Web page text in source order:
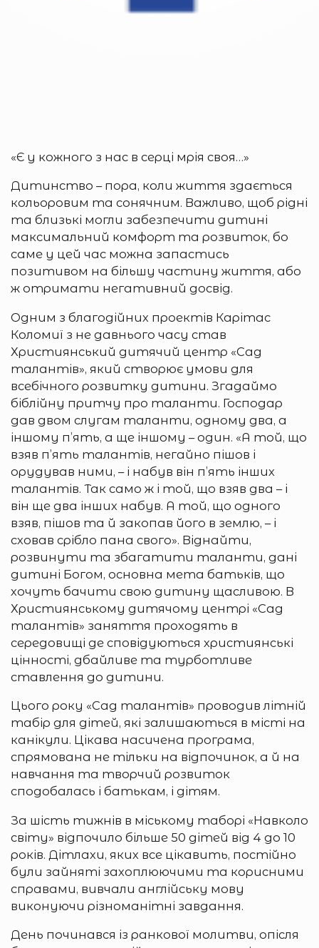
«Є у кожного з нас в серці мрія своя…»
Дитинство – пора, коли життя здається
кольоровим та сонячним. Важливо, щоб рідні
та близькі могли забезпечити дитині
максимальний комфорт та розвиток, бо
саме у цей час можна запастись
позитивом на більшу частину життя, або
ж отримати негативний досвід.
Одним з благодійних проектів Карітас
Коломиї з не давнього часу став
Християнський дитячий центр «Сад
талантів», який створює умови для
всебічного розвитку дитини. Згадаймо
біблійну притчу про таланти. Господар
дав двом слугам таланти, одному два, а
іншому п’ять, а ще іншому – один. «А той, що
взяв п’ять талантів, негайно пішов і
орудував ними, – і набув він п’ять інших
талантів. Так само ж і той, що взяв два – і
він ще два інших набув. А той, що одного
взяв, пішов та й закопав його в землю, – і
сховав срібло пана свого». Віднайти,
розвинути та збагатити таланти, дані
дитині Богом, основна мета батьків, що
хочуть бачити свою дитину щасливою. В
Християнському дитячому центрі «Сад
талантів» заняття проходять в
середовищі де сповідуються християнські
цінності, дбайливе та турботливе
ставлення до дитини.
Цього року «Сад талантів» проводив літній
табір для дітей, які залишаються в місті на
канікули. Цікава насичена програма,
спрямована не тільки на відпочинок, а й на
навчання та творчий розвиток
сподобалась і батькам, і дітям.
За шість тижнів в міському таборі «Навколо
світу» відпочило більше 50 дітей від 4 до 10
років. Дітлахи, яких все цікавить, постійно
були зайняті захоплюючими та корисними
справами, вивчали англійську мову
виконуючи різноманітні завдання.
День починався із ранкової молитви, опісля